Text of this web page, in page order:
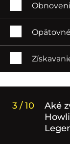
3 / 10
Aké